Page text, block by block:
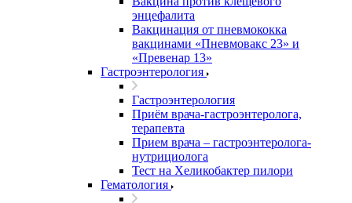
энцефалита
Вакцинация от пневмококка
вакцинами «Пневмовакс 23» и
«Превенар 13»
Гастроэнтерология
Гастроэнтерология
Приём врача-гастроэнтеролога,
терапевта
Прием врача – гастроэнтеролога-
нутрициолога
Тест на Хеликобактер пилори
Гематология